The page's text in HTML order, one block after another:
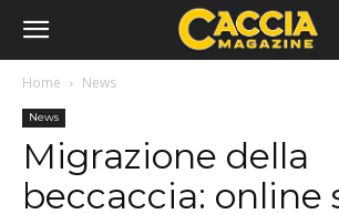
Home News
News
Migrazione della
beccaccia: online